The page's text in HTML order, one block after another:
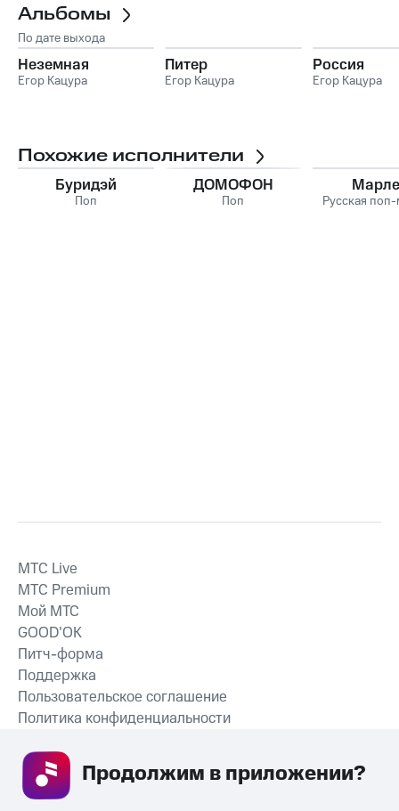
Альбомы
По дате выхода
Неземная
Егор Кацура
Питер
Егор Кацура
Россия
Егор Кацура
Похожие исполнители
Буридэй
Поп
ДОМОФОН
Поп Русская
СКАЧАТЬ ПРИЛОЖЕНИЕ
MTС Live
MTС Premium
Мой МТС
GOOD’OK
Питч-форма
Поддержка
Пользовательское соглашение
Политика конфиденциальности